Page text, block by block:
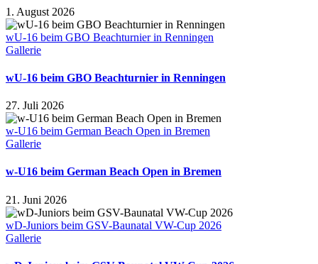
1. August 2026
wU-16 beim GBO Beachturnier in Renningen
Gallerie
wU-16 beim GBO Beachturnier in Renningen
27. Juli 2026
w-U16 beim German Beach Open in Bremen
Gallerie
w-U16 beim German Beach Open in Bremen
21. Juni 2026
wD-Juniors beim GSV-Baunatal VW-Cup 2026
Gallerie